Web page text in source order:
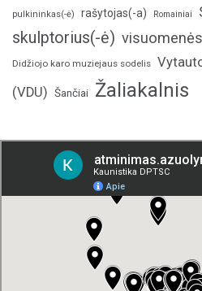
pulkininkas(-ė) rašytojas(-a) Romainiai
skulptorius(-ė)
Didžiojo karo muziejaus sodelis
(VDU) Šančiai Žaliakalnis